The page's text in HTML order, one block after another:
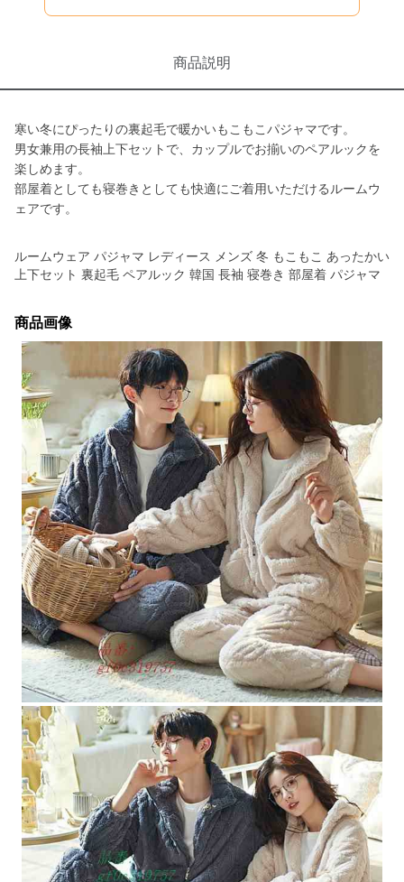
商品説明
寒い冬にぴったりの裏起毛で暖かいもこもこパジャマです。
男女兼用の長袖上下セットで、カップルでお揃いのペアルックを
楽しめます。
部屋着としても寝巻きとしても快適にご着用いただけるルームウ
ェアです。
ルームウェア パジャマ レディース メンズ 冬 もこもこ あったかい
上下セット 裏起毛 ペアルック 韓国 長袖 寝巻き 部屋着 パジャマ
商品画像